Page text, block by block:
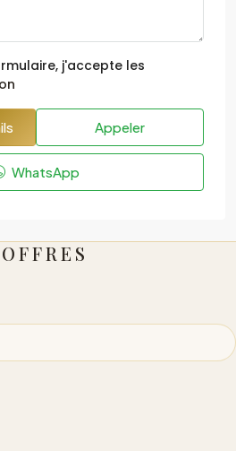
j'accepte les
Appeler
WhatsApp